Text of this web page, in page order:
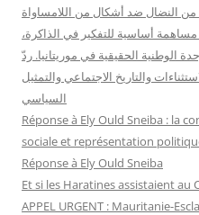
النضال ضد أشكال من اللامساواة
مساهمة أساسية للتفكير في الذاكرة،
الوطنية الحقيقية في موريتانيا. ردّ
والتاريخ الاجتماعي والتمثيل
السياسي
Réponse à Ely Ould Sneiba : la
sociale et représentation
Réponse à Ely Ould Sneiba
Et si les Haratines assistaient au
APPEL URGENT : Mauritanie-